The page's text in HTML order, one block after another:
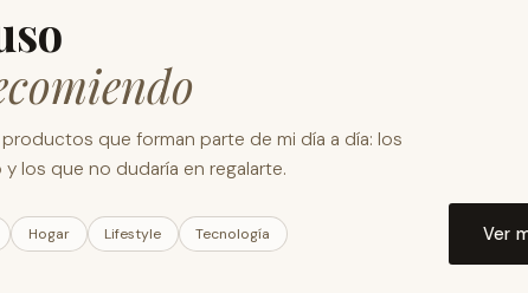
que forman parte de mi día a día: los
los que no dudaría en regalarte.
Hogar Lifestyle Tecnología Ver